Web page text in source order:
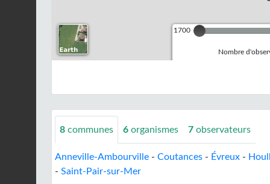
1700
Nombre
8 communes 6 organismes 7 observateurs
Anneville-Ambourville - Coutances - Évreux -
- Saint-Pair-sur-Mer